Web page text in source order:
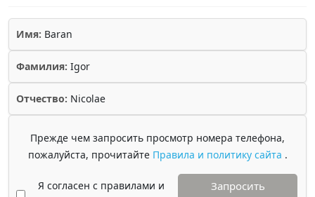
Имя: Baran
Фамилия: Igor
Отчество: Nicolae
Прежде чем запросить просмотр номера телефона,
пожалуйста, прочитайте Правила и политику сайта .
Я согласен с правилами и
Запросить